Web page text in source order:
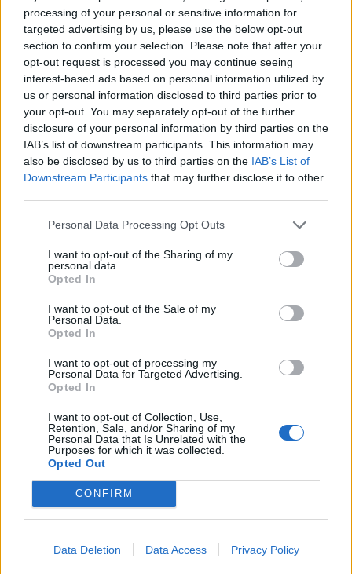
processing of your personal or sensitive information for
targeted advertising by us, please use the below opt-out
section to confirm your selection. Please note that after your
opt-out request is processed you may continue seeing
interest-based ads based on personal information utilized by
us or personal information disclosed to third parties prior to
your opt-out. You may separately opt-out of the further
disclosure of your personal information by third parties on the
IAB’s list of downstream participants. This information may
also be disclosed by us to third parties on the IAB’s List of
Downstream Participants that may further disclose it to other
Personal Data Processing Opt Outs
I want to opt-out of the Sharing of my
personal data.
Opted In
I want to opt-out of the Sale of my
Personal Data.
Opted In
I want to opt-out of processing my
Personal Data for Targeted Advertising.
Opted In
I want to opt-out of Collection, Use,
Retention, Sale, and/or Sharing of my
Personal Data that Is Unrelated with the
Purposes for which it was collected.
Opted Out
CONFIRM
Data Deletion Data Access Privacy Policy
στην κόρη του μετά από εντός έδρας ήττα
Ενέδρα θανάτου σε πρόεδρο ομάδες έστησαν δύο
άνδρες, οι οποίοι άνοιξαν πυρ κατά την επιστροφή
του στο σπίτι του, συνοδευόμενος από την…
27 Σεπτεμβρίου 2023 08:58
Μυθική κίνηση προέδρου! Έδωσε λεφτά στους
οπαδούς να πάρουν μπύρες και να γιορτάσουν
τη νίκη! (vid)
Viral έχει γίνει η κίνηση της προέδρου της
Χάρτμπεργκ, Μπριγκίτ Ανέρλ, να δώσει χρήματα
στους οπαδούς της ομάδας για να πάρουν μπύρες,…
04 Σεπτεμβρίου 2023 06:08